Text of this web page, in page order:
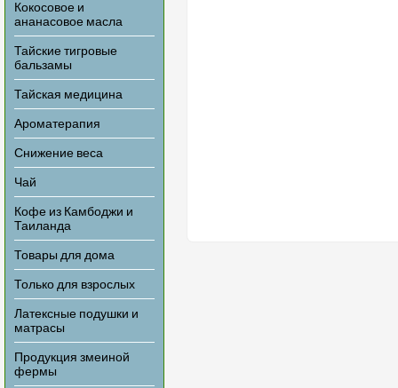
Кокосовое и
ананасовое масла
Тайские тигровые
бальзамы
Тайская медицина
Ароматерапия
Снижение веса
Чай
Кофе из Камбоджи и
Таиланда
Товары для дома
Только для взрослых
Латексные подушки и
матрасы
Продукция змеиной
фермы